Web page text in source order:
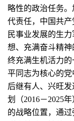
略性的政治任务
代责任，中国共
民事业发展的生
想、充满奋斗精
终充满生机活力
平同志为核心的
后继有人、兴旺
划（2016－2025
的战略位置，通